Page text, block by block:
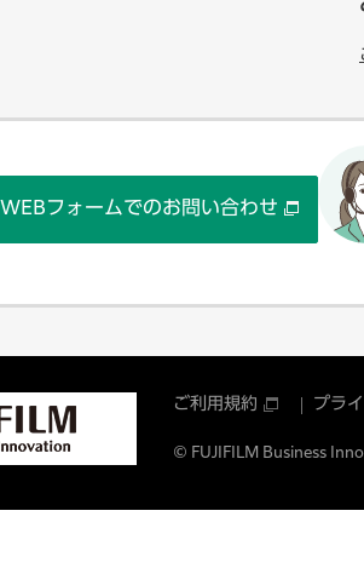
WEBフォームでのお問い合わせ
ご利用規約 プラ
© FUJIFILM Business